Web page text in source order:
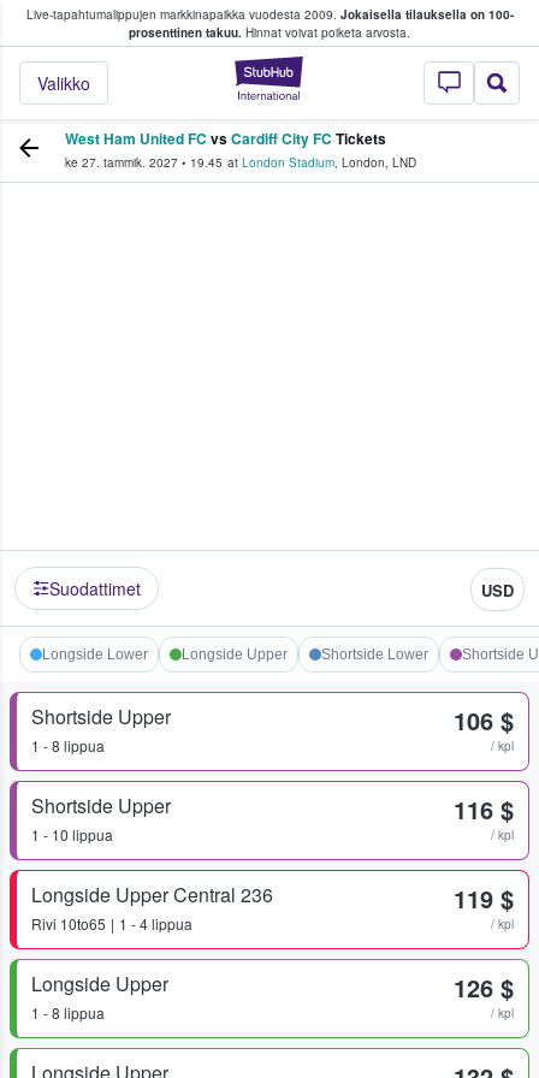
Live-tapahtumalippujen markkinapaikka vuodesta 2009. Jokaisella tilauksella on 100-
prosenttinen takuu. Hinnat voivat poiketa arvosta.
StubHub -
Valikko
fanit ostavat ja myyvät lippuja
West Ham United FC vsCardiff City FC Tickets
ke 27. tammik. 2027 • 19.45 at London Stadium, London, LND
Suodattimet USD
Longside Lower Longside Upper Shortside Lower Shortside
Shortside Upper
1 - 8 lippua
106 $
/ kpl
Shortside Upper
1 - 10 lippua
116 $
/ kpl
Longside Upper Central 236
Rivi 10to65 1 - 4 lippua
119 $
/ kpl
Longside Upper
1 - 8 lippua
126 $
/ kpl